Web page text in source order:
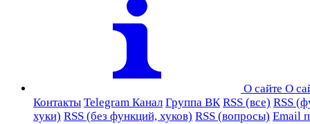
О сайте О
Контакты Telegram Канал Группа ВК RSS (все) RSS
хуки) RSS (без функций, хуков) RSS (вопросы) Email